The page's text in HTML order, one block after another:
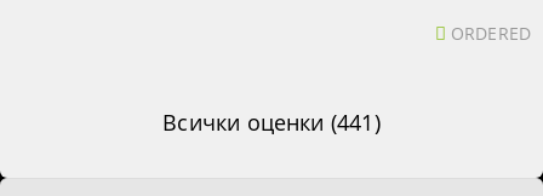
ORDERED
Всички оценки (441)